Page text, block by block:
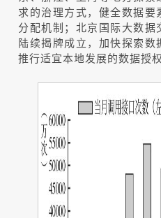
求的治理方式，健全数据
分配机制；北京国际大数
陆续揭牌成立，加快探索
推行适宜本地发展的数据授